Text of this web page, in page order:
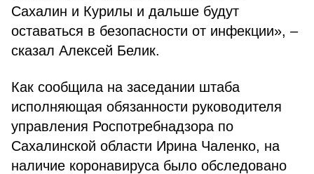
Сахалин и Курилы и дальше будут
оставаться в безопасности от инфекции», –
сказал Алексей Белик.
Как сообщила на заседании штаба
исполняющая обязанности руководителя
управления Роспотребнадзора по
Сахалинской области Ирина Чаленко, на
наличие коронавируса было обследовано